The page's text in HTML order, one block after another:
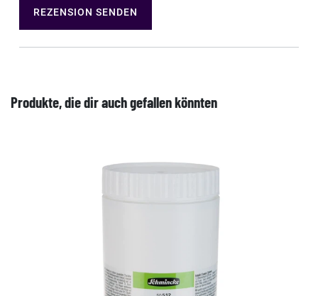
REZENSION SENDEN
Produkte, die dir auch gefallen könnten